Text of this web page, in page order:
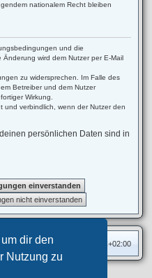
dir den
Nutzung zu
nationalem Recht bleiben
und die
wird dem Nutzer per E-Mail
zu widersprechen. Im Falle des
Betreiber und dem Nutzer
Wirkung.
und verbindlich, wenn der Nutzer den
persönlichen Daten sind in
Alle Zeiten sind UTC+02:00